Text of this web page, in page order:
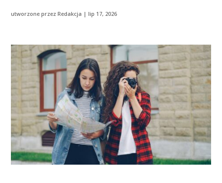
utworzone przezRedakcja |lip 17, 2026